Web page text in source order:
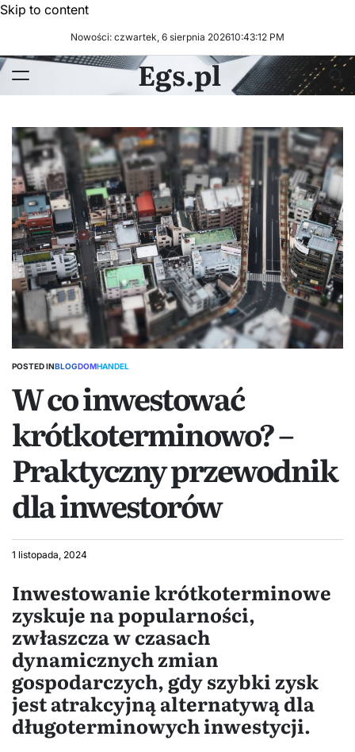
Skip to content
Nowości: czwartek, 6 sierpnia 202610:43:13 PM
Egs.pl
POSTED INBLOGDOMHANDEL
W co inwestować
krótkoterminowo? –
Praktyczny przewodnik
dla inwestorów
1 listopada, 2024
Inwestowanie krótkoterminowe
zyskuje na popularności,
zwłaszcza w czasach
dynamicznych zmian
gospodarczych, gdy szybki zysk
jest atrakcyjną alternatywą dla
długoterminowych inwestycji.